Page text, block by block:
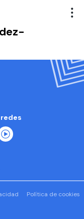
Política de cookies